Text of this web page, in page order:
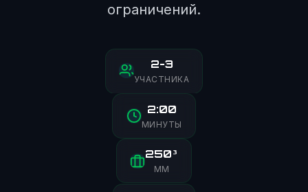
ограничений.
2-3
УЧАСТНИКА
2:00
МИНУТЫ
250³
ММ